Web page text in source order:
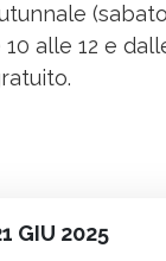
alle 12 e
GIU 2025